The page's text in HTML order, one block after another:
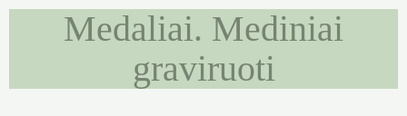
Medaliai. Mediniai
graviruoti